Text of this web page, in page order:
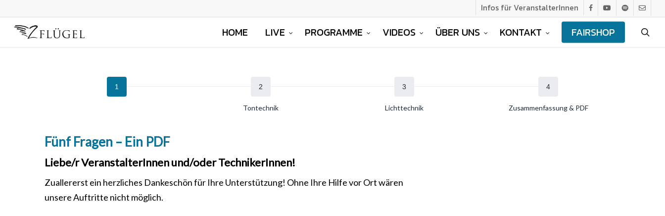
facebook
youtubespotifyemail
Infos für VeranstalterInnen
HOME LIVE PROGRAMME VIDEOS ÜBER UNS KONTAKT FAIRSHOP
PDF
Tontechnik Lichttechnik Zusammenfassung & PDF
Fünf Fragen – Ein PDF
Liebe/r VeranstalterInnen und/oder TechnikerInnen!
Zuallererst ein herzliches Dankeschön für Ihre Unterstützung! Ohne Ihre Hilfe vor Ort wären
unsere Auftritte nicht möglich.